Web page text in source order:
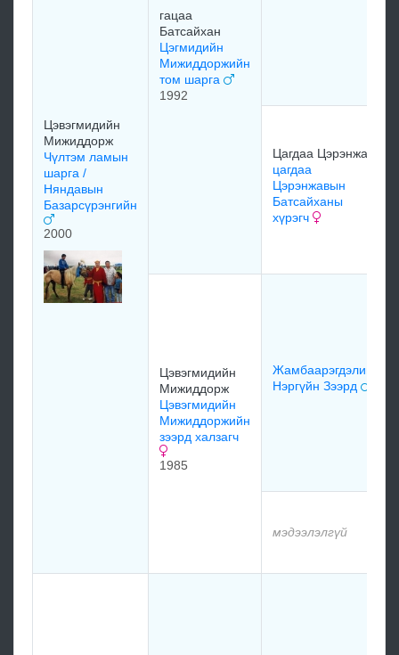
Цэвэгмидийн
Мижиддорж
Чүлтэм ламын
шарга /
Няндавын
Базарсүрэнгийн
2000
гацаа
Батсайхан
Цэгмидийн
Мижиддоржийн
том шарга
1992
Цагдаа Цэрэнжав
цагдаа
Цэрэнжавын
Батсайханы
хүрэгч
Цэвэгмидийн
Мижиддорж
Цэвэгмидийн
Мижиддоржийн
зээрд халзагч
1985
Жамбаарэгдэлийн
Нэргүйн Зээрд
мэдээлэлгүй